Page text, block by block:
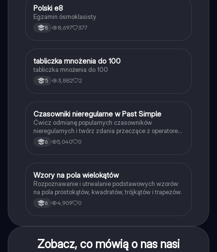
Język polski
Polski e8
Egzamin ósmoklasisty
8 8,697 377
TMatematyka
tabliczka mnożenia do 100
tabliczka mnożenia do 100
5 3,882 2
CJęzyk angielski
Czasowniki nieregularne w Past Simple
Ćwicz odmianę popularnych czasowników
nieregularnych i twórz zdania przeczące z operatorem
didn't w czasie Past Simple.
6 5,040 0
WMatematyka
Wzory na pola wielokątów
Rozpoznawanie i utrwalanie podstawowych wzorów
na pola prostokątów, kwadratów, trójkątów i trapezów.
6 4,909 0
Zobacz, co mówią o nas nasi